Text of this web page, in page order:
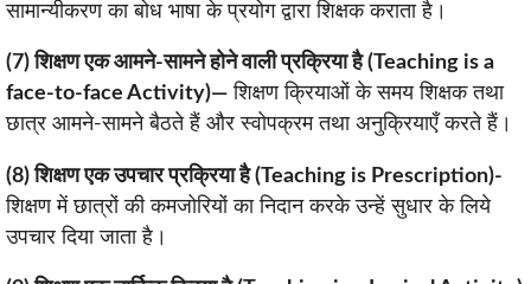
सामान्यीकरण का बोध भाषा के प्रयोग द्वारा शिक्षक कराता है।
(7) शिक्षण एक आमने-सामने होने वाली प्रक्रिया है (Teaching is a
face-to-face Activity)— शिक्षण क्रियाओं के समय शिक्षक तथा
छात्र आमने-सामने बैठते हैं और स्वोपक्रम तथा अनुक्रियाएँ करते हैं।
(8) शिक्षण एक उपचार प्रक्रिया है (Teaching is Prescription)-
शिक्षण में छात्रों की कमजोरियों का निदान करके उन्हें सुधार के लिये
उपचार दिया जाता है।